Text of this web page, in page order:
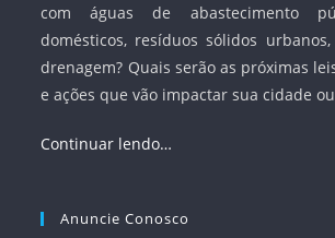
com águas de abastecimento
domésticos, resíduos sólidos
drenagem? Quais serão as próximas
e ações que vão impactar sua cidade
Continuar lendo…
Anuncie Conosco